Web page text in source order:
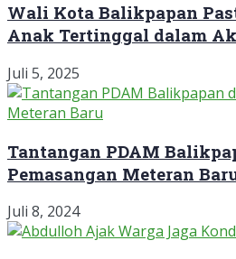
Wali Kota Balikpapan
Anak Tertinggal dalam
Juli 5, 2025
Tantangan PDAM
Pemasangan Meteran
Juli 8, 2024